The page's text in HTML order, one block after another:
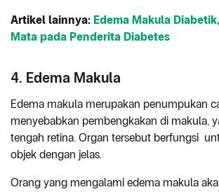
Artikel lainnya: Edema Makula
Mata pada Penderita Diabetes
4. Edema Makula
Edema makula merupakan penumpukan
menyebabkan pembengkakan di makula,
tengah retina. Organ tersebut berfungsi
objek dengan jelas.
Orang yang mengalami edema makula